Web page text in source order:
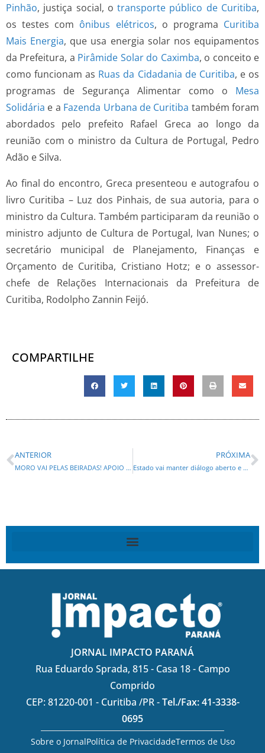
Pinhão, justiça social, otransporte público de Curitiba,
os testes com ônibus elétricos, o programa Curitiba
Mais Energia, que usa energia solar nos equipamentos
da Prefeitura, a Pirâmide Solar do Caximba, o conceito e
como funcionam as Ruas da Cidadania de Curitiba, e os
programas de Segurança Alimentar como o Mesa
Solidária e a Fazenda Urbana de Curitiba também foram
abordados pelo prefeito Rafael Greca ao longo da
reunião com o ministro da Cultura de Portugal, Pedro
Adão e Silva.
Ao final do encontro, Greca presenteou e autografou o
livro Curitiba – Luz dos Pinhais, de sua autoria, para o
ministro da Cultura. Também participaram da reunião o
ministro adjunto de Cultura de Portugal, Ivan Nunes; o
secretário municipal de Planejamento, Finanças e
Orçamento de Curitiba, Cristiano Hotz; e o assessor-
chefe de Relações Internacionais da Prefeitura de
Curitiba, Rodolpho Zannin Feijó.
COMPARTILHE
ANTERIOR
MORO VAI PELAS BEIRADAS! APOIO A ROBERTO MARINHO (PL) CONFIRMA A OPOSIÇÃO A LULA
PRÓXIMA
Estado vai manter diálogo aberto e franco com a Assembleia em prol dos paranaenses, diz Piana
JORNAL IMPACTO PARANÁ
Rua Eduardo Sprada, 815 - Casa 18 - Campo
Comprido
CEP: 81220-001 - Curitiba /PR -Tel./Fax: 41-3338-
0695
Sobre o JornalPolítica de PrivacidadeTermos de Uso